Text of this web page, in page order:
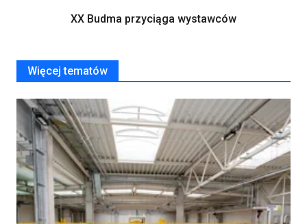
XX Budma przyciąga wystawców
Więcej tematów